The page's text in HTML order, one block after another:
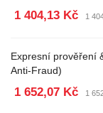
1 404,13 Kč 1
Expresní prověření
Anti-Fraud)
1 652,07 Kč 1